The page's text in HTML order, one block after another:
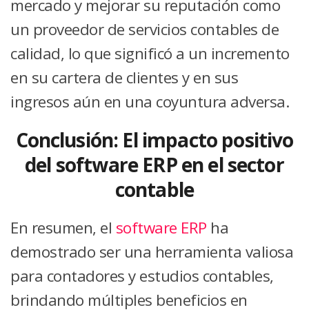
mercado y mejorar su reputación como
un proveedor de servicios contables de
calidad, lo que significó a un incremento
en su cartera de clientes y en sus
ingresos aún en una coyuntura adversa.
Conclusión: El impacto positivo
del software ERP en el sector
contable
En resumen, el software ERP ha
demostrado ser una herramienta valiosa
para contadores y estudios contables,
brindando múltiples beneficios en